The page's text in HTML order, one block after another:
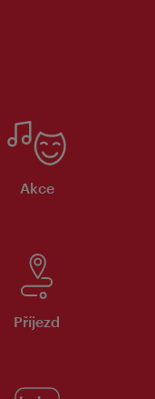
Akce
Příjezd